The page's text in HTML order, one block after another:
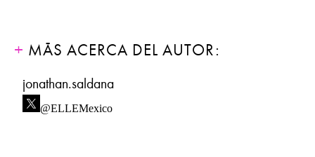
MÁS ACERCA DEL AUTOR:
jonathan.saldana
@ELLEMexico